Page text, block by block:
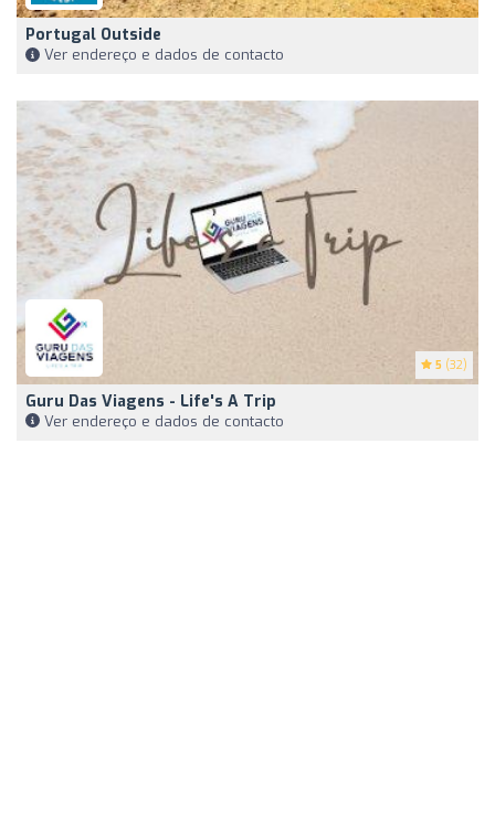
Portugal Outside
Ver endereço e dados de contacto
5 (32)
Guru Das Viagens - Life's A Trip
Ver endereço e dados de contacto